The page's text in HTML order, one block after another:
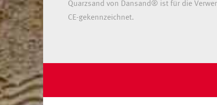
Quarzsand von Dansand® ist für die
CE-gekennzeichnet.